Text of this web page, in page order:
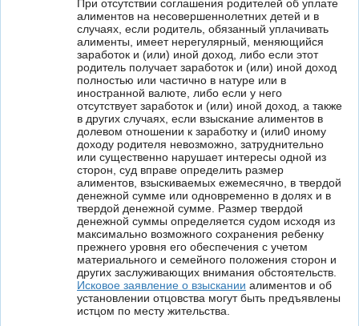
При отсутствии соглашения родителей об уплате
алиментов на несовершеннолетних детей и в
случаях, если родитель, обязанный уплачивать
алименты, имеет нерегулярный, меняющийся
заработок и (или) иной доход, либо если этот
родитель получает заработок и (или) иной доход
полностью или частично в натуре или в
иностранной валюте, либо если у него
отсутствует заработок и (или) иной доход, а также
в других случаях, если взыскание алиментов в
долевом отношении к заработку и (или0 иному
доходу родителя невозможно, затруднительно
или существенно нарушает интересы одной из
сторон, суд вправе определить размер
алиментов, взыскиваемых ежемесячно, в твердой
денежной сумме или одновременно в долях и в
твердой денежной сумме. Размер твердой
денежной суммы определяется судом исходя из
максимально возможного сохранения ребенку
прежнего уровня его обеспечения с учетом
материального и семейного положения сторон и
других заслуживающих внимания обстоятельств.
Исковое заявление о взыскании алиментов и об
установлении отцовства могут быть предъявлены
истцом по месту жительства.